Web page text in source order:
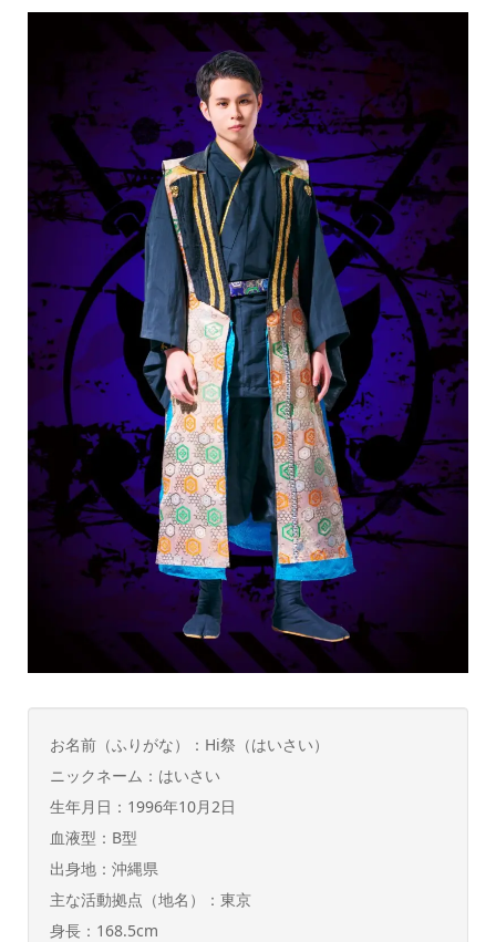
お名前（ふりがな）：Hi祭（はいさい）
ニックネーム：はいさい
生年月日：1996年10月2日
血液型：B型
出身地：沖縄県
主な活動拠点（地名）：東京
身長：168.5cm